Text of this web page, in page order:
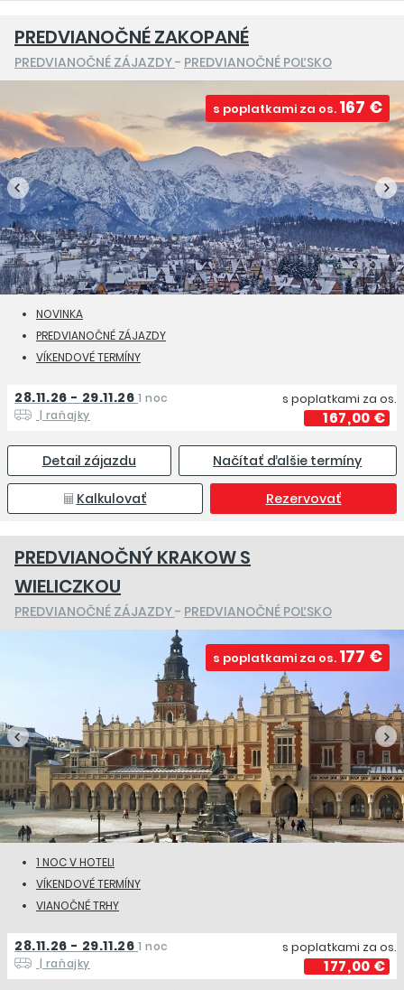
PREDVIANOČNÉ ZAKOPANÉ
PREDVIANOČNÉ ZÁJAZDY- PREDVIANOČNÉ POĽSKO
s poplatkami za os. 167 €
NOVINKA
PREDVIANOČNÉ ZÁJAZDY
VÍKENDOVÉ TERMÍNY
28.11.26 - 29.11.26 1 noc
| raňajky
s poplatkami za os.
167,00 €
Detail zájazdu Načítať ďalšie termíny
Kalkulovať Rezervovať
PREDVIANOČNÝ KRAKOW S
WIELICZKOU
PREDVIANOČNÉ ZÁJAZDY- PREDVIANOČNÉ POĽSKO
s poplatkami za os. 177 €
1 NOC V HOTELI
VÍKENDOVÉ TERMÍNY
VIANOČNÉ TRHY
28.11.26 - 29.11.26 1 noc
| raňajky
s poplatkami za os.
177,00 €